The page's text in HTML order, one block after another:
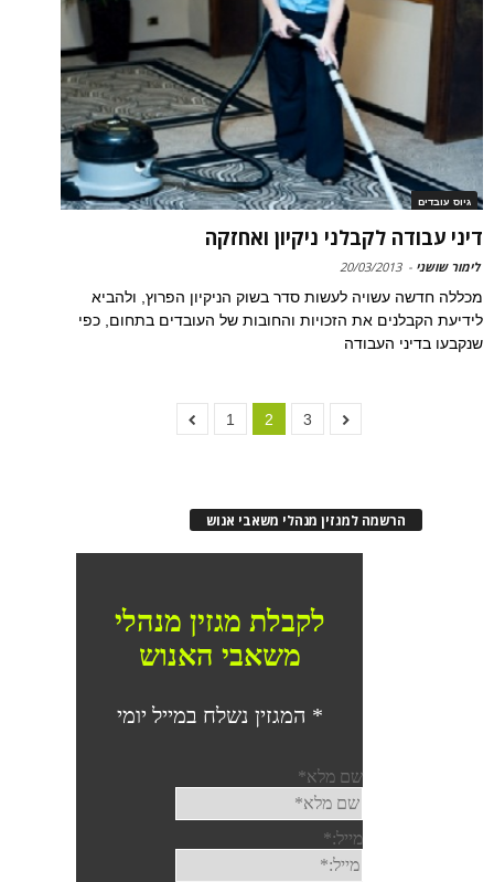
גיוס עובדים
דיני עבודה לקבלני ניקיון ואחזקה
לימור שושני -
20/03/2013
מכללה חדשה עשויה לעשות סדר בשוק הניקיון הפרוץ, ולהביא
לידיעת הקבלנים את הזכויות והחובות של העובדים בתחום, כפי
שנקבעו בדיני העבודה
1 2 3
הרשמה למגזין מנהלי משאבי אנוש